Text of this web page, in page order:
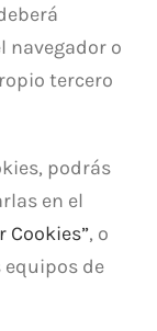
navegador o
tercero
podrás
en el
Cookies”, o
de